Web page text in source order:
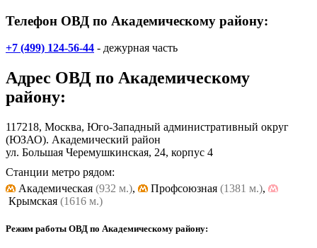
административных правонарушений;
– Профилактика, выявление и раскрытие преступлений;
– Охрана общественного порядка и обеспечение
общественной безопасности;
форм собственности;
– Оказание помощи физическим и юридическим липам в
защите их прав и законных интересов;
отнесённых к компетенции органов внутренних дел.
Телефон ОВД по Академическому району:
+7 (499) 124-56-44 - дежурная часть
Адрес ОВД по Академическому
району:
117218, Москва, Юго-Западный административный округ
(ЮЗАО). Академический район
ул. Большая Черемушкинская, 24, корпус 4
Станции метро рядом:
Академическая (932 м.), Профсоюзная (1381 м.),
Крымская (1616 м.)
Режим работы ОВД по Академическому району: